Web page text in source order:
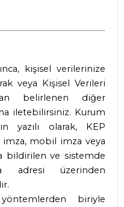
kişisel verilerinize
veya Kişisel Verileri
belirlenen diğer
iletebilirsiniz. Kurum
yazılı olarak, KEP
mobil imza veya
bildirilen ve sistemde
adresi üzerinden
yöntemlerden biriyle